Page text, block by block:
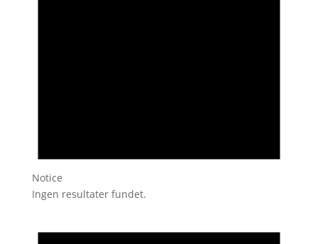
Notice
Ingen resultater fundet.